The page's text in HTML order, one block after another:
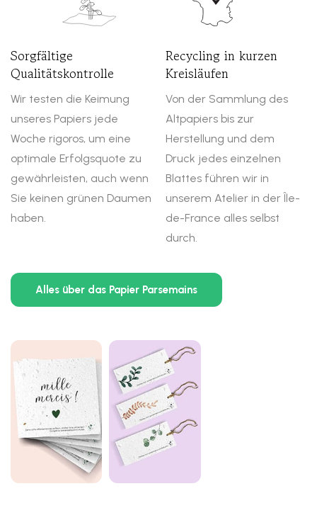
Sorgfältige
Qualitätskontrolle
Wir testen die Keimung
unseres Papiers jede
Woche rigoros, um eine
optimale Erfolgsquote zu
gewährleisten, auch wenn
Sie keinen grünen Daumen
haben.
Recycling in kurzen
Kreisläufen
Von der Sammlung des
Altpapiers bis zur
Herstellung und dem
Druck jedes einzelnen
Blattes führen wir in
unserem Atelier in der Île-
de-France alles selbst
durch.
Alles über das Papier Parsemains